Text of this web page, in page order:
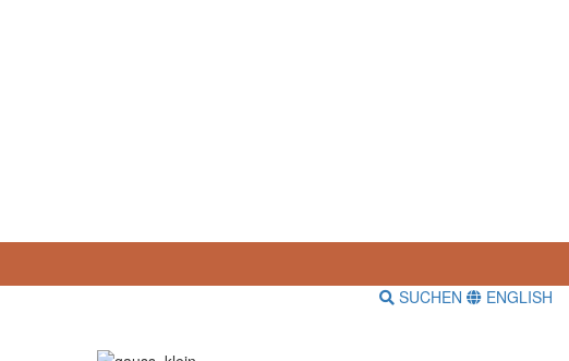
SUCHEN ENGLISH